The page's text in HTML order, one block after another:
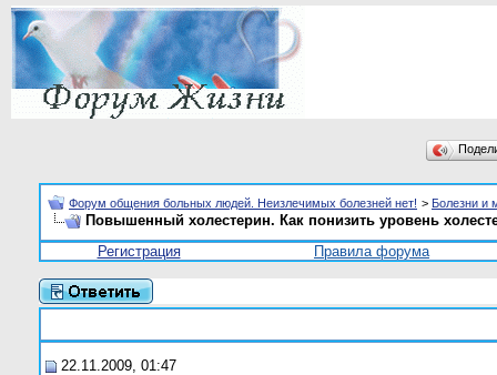
Форум общения больных людей. Неизлечимых болезней нет! > Болезни и
Повышенный холестерин. Как понизить уровень
Регистрация
Правила форума
22.11.2009, 01:47